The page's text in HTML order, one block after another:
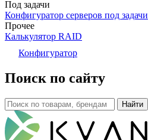
Под задачи
Конфигуратор серверов под задачи
Прочее
Калькулятор RAID
Конфигуратор
Поиск по сайту